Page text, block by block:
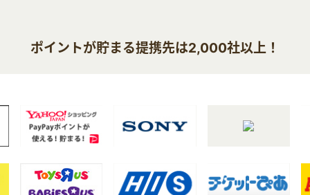
ポイントが貯まる提携先は2,000社以上！